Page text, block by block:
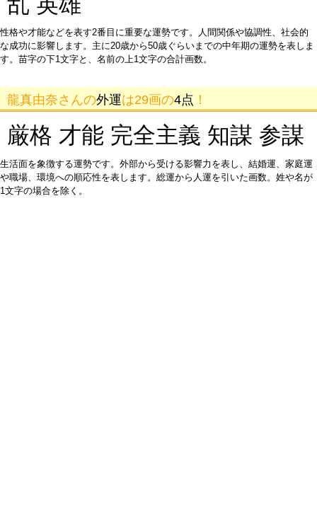
性格や才能などを表す2番目に重要な運勢です。人間関係や協調性、社会的
な成功に影響します。主に20歳から50歳ぐらいまでの中年期の運勢を表しま
す。苗字の下1文字と、名前の上1文字の合計画数。
龍真由奈さんの外運は29画の4点 ！
厳格 才能 完全主義 知謀 参謀
生活面を象徴する運勢です。外部から受ける影響力を表し、結婚運、家庭運
や職場、環境への順応性を表します。総運から人運を引いた画数。姓や名が
1文字の場合を除く。